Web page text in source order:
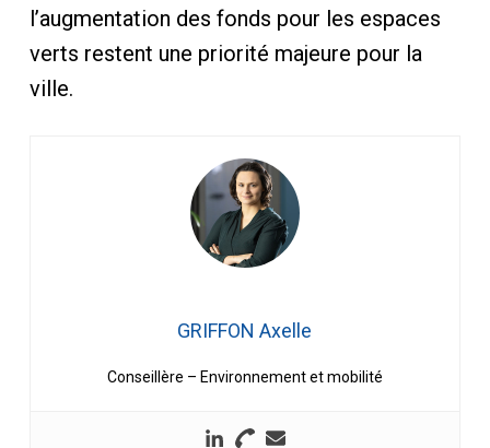
l’augmentation des fonds pour les espaces
verts restent une priorité majeure pour la
ville.
GRIFFON Axelle
Conseillère – Environnement et mobilité